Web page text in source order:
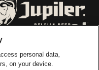
van Europcar
van Coca-Cola
naar de website van
Ga naar de
personal data,
on your device.